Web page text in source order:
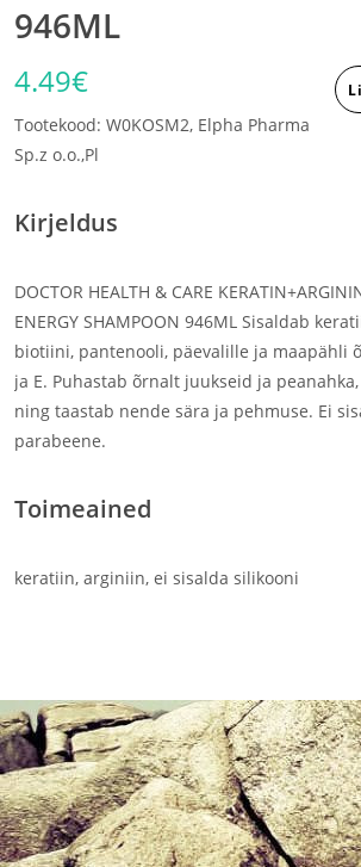
946ML
4.49€
Tootekood: W0KOSM2, Elpha Pharma
Sp.z o.o.,Pl
Kirjeldus
DOCTOR HEALTH & CARE
ENERGY SHAMPOON 946ML Sisaldab
biotiini, pantenooli, päevalille ja maapähli
ja E. Puhastab õrnalt juukseid ja
ning taastab nende sära ja pehmuse. Ei
parabeene.
Toimeained
keratiin, arginiin, ei sisalda silikooni